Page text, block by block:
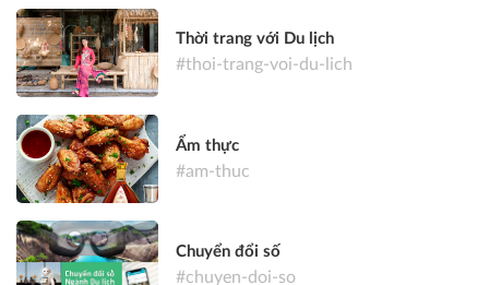
Thời trang với Du lịch
#thoi-trang-voi-du-lich
Ẩm thực
#am-thuc
Chuyển đổi số
#chuyen-doi-so